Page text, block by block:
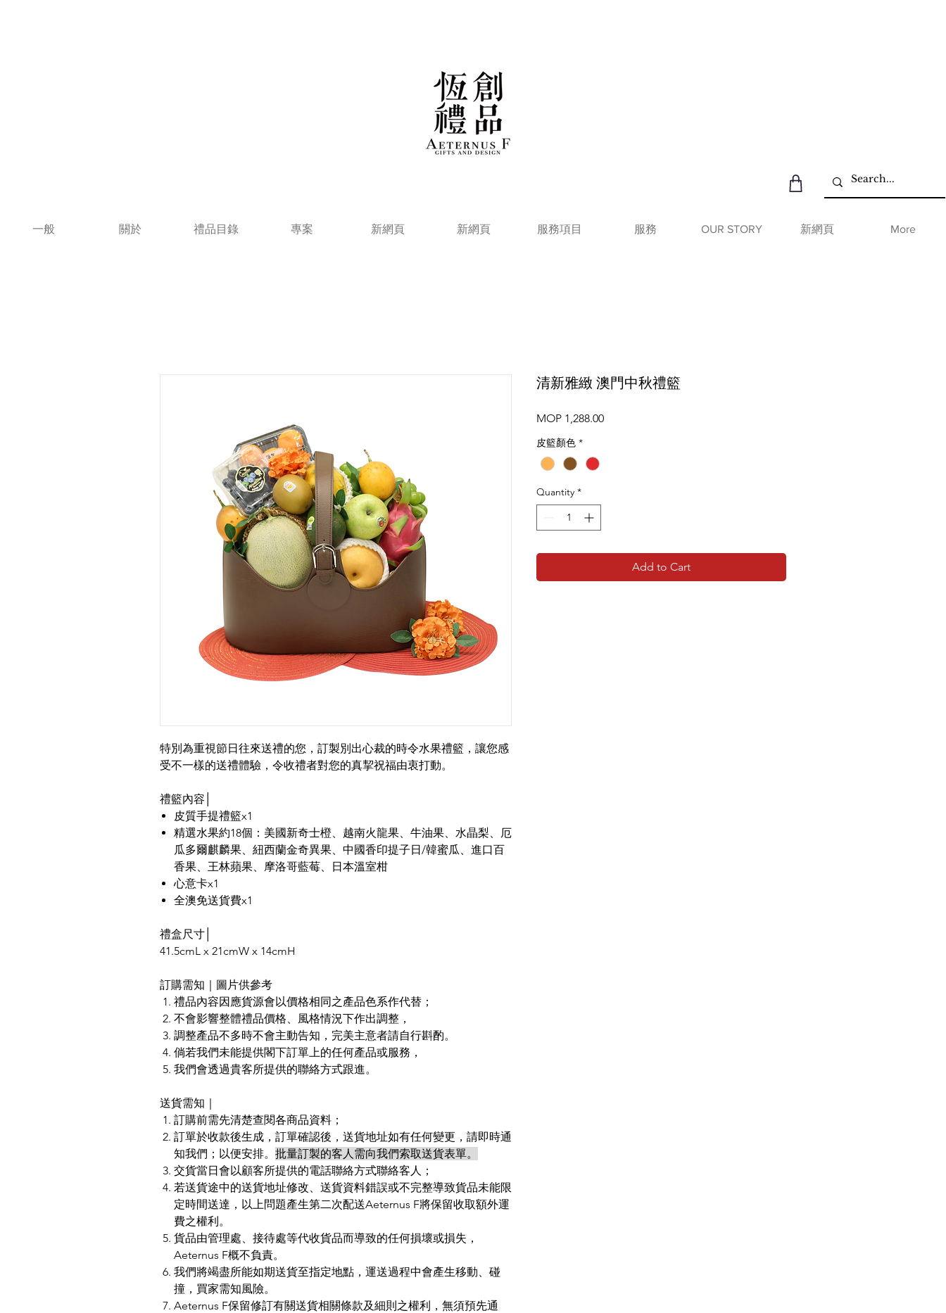
一般 關於 禮品目錄 專案 新網頁 新網頁 服務項目 服務 OUR STORY 新網頁 More
特別為重視節日往來送禮的您，訂製別出心裁的時令水果禮籃，讓您感
受不一樣的送禮體驗，令收禮者對您的真挈祝福由衷打動。
禮籃內容│
皮質手提禮籃x1
精選水果約18個：美國新奇士橙、越南火龍果、牛油果、水晶梨、厄
瓜多爾麒麟果、紐西蘭金奇異果、中國香印提子日/韓蜜瓜、進口百
香果、王林蘋果、摩洛哥藍莓、日本溫室柑
心意卡x1
全澳免送貨費x1
禮盒尺寸│
41.5cmL x 21cmW x 14cmH
訂購需知｜圖片供參考
禮品內容因應貨源會以價格相同之產品色系作代替；
不會影響整體禮品價格、風格情況下作出調整，
調整產品不多時不會主動告知，完美主意者請自行斟酌。
倘若我們未能提供閣下訂單上的任何產品或服務，
我們會透過貴客所提供的聯絡方式跟進。
送貨需知｜
訂購前需先清楚查閱各商品資料；
訂單於收款後生成，訂單確認後，送貨地址如有任何變更，請即時通
知我們；以便安排。 批量訂製的客人需向我們索取送貨表單。
交貨當日會以顧客所提供的電話聯絡方式聯絡客人；
若送貨途中的送貨地址修改、送貨資料錯誤或不完整導致貨品未能限
定時間送達，以上問題產生第二次配送Aeternus F將保留收取額外運
費之權利。
貨品由管理處、接待處等代收貨品而導致的任何損壞或損失，
Aeternus F概不負責。
我們將竭盡所能如期送貨至指定地點，運送過程中會產生移動、碰
撞，買家需知風險。
Aeternus F保留修訂有關送貨相關條款及細則之權利，無須預先通
清新雅緻 澳門中秋禮籃
MOP 1,288.00Price
皮籃顏色 *
Quantity *
Add to Cart